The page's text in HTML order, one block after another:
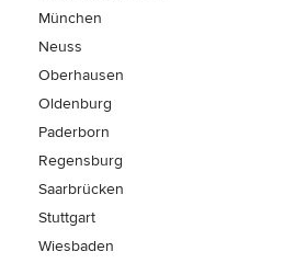
München
Neuss
Oberhausen
Oldenburg
Paderborn
Regensburg
Saarbrücken
Stuttgart
Wiesbaden